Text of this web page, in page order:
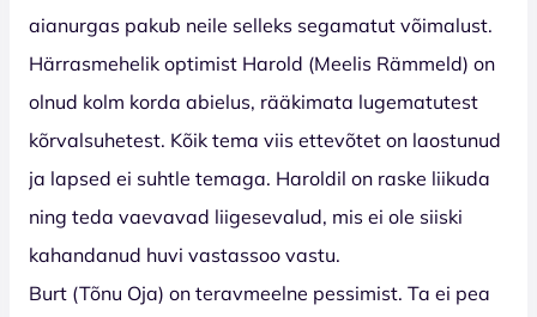
aianurgas pakub neile selleks segamatut võimalust.
Härrasmehelik optimist Harold (Meelis Rämmeld) on
olnud kolm korda abielus, rääkimata lugematutest
kõrvalsuhetest. Kõik tema viis ettevõtet on laostunud
ja lapsed ei suhtle temaga. Haroldil on raske liikuda
ning teda vaevavad liigesevalud, mis ei ole siiski
kahandanud huvi vastassoo vastu.
Burt (Tõnu Oja) on teravmeelne pessimist. Ta ei pea